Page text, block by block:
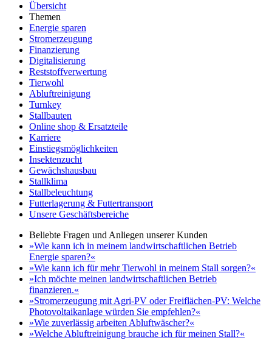
Übersicht
Themen
Energie sparen
Stromerzeugung
Finanzierung
Digitalisierung
Reststoffverwertung
Tierwohl
Abluftreinigung
Turnkey
Stallbauten
Online shop & Ersatzteile
Karriere
Einstiegsmöglichkeiten
Insektenzucht
Gewächshausbau
Stallklima
Stallbeleuchtung
Futterlagerung & Futtertransport
Unsere Geschäftsbereiche
Beliebte Fragen und Anliegen unserer Kunden
»Wie kann ich in meinem landwirtschaftlichen Betrieb
Energie sparen?«
»Wie kann ich für mehr Tierwohl in meinem Stall sorgen?«
»Ich möchte meinen landwirtschaftlichen Betrieb
finanzieren.«
»Stromerzeugung mit Agri-PV oder Freiflächen-PV: Welche
Photovoltaikanlage würden Sie empfehlen?«
»Wie zuverlässig arbeiten Abluftwäscher?«
»Welche Abluftreinigung brauche ich für meinen Stall?«